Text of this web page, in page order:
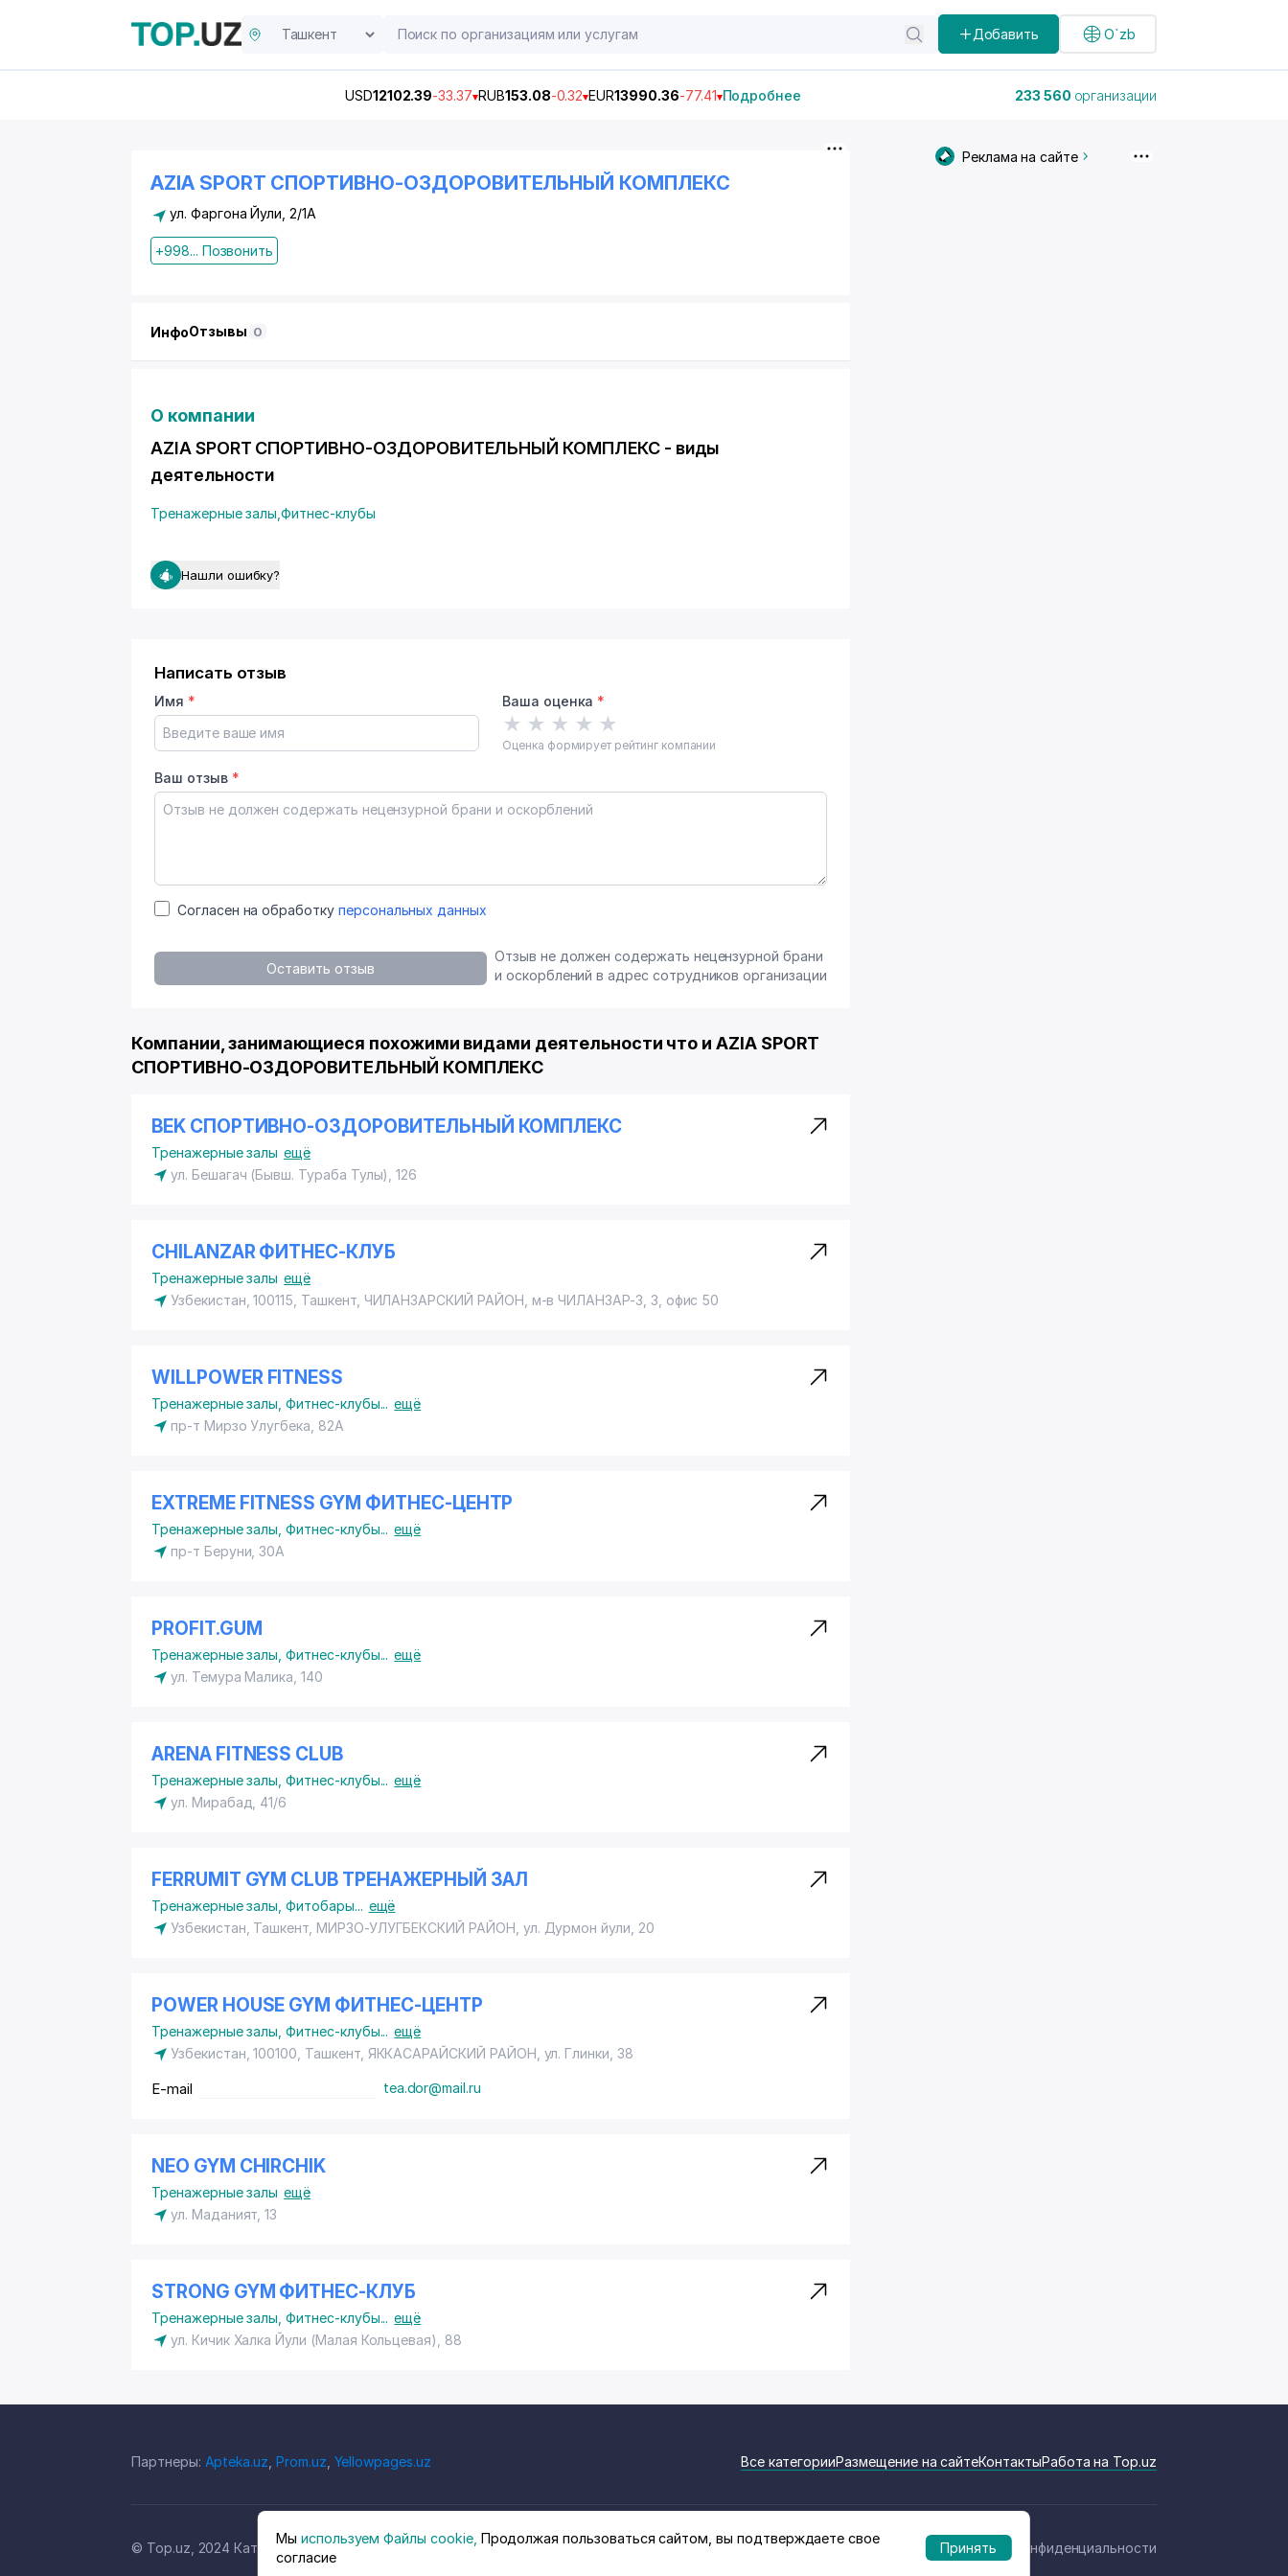
Добавить O`zb
USD12102.39-33.37 RUB153.08-0.32 EUR13990.36-77.41 Подробнее 233 560 организации
AZIA SPORT СПОРТИВНО-ОЗДОРОВИТЕЛЬНЫЙ КОМПЛЕКС
ул. Фаргона Йули, 2/1А
+998... Позвонить
ИнфоОтзывы 0
О компании
AZIA SPORT СПОРТИВНО-ОЗДОРОВИТЕЛЬНЫЙ КОМПЛЕКС - виды
деятельности
Тренажерные залы ,Фитнес-клубы
Нашли ошибку?
Написать отзыв
Имя * Ваша оценка *
★ ★ ★ ★ ★
Оценка формирует рейтинг компании
Ваш отзыв *
Согласен на обработку персональных данных
Оставить отзыв
Отзыв не должен содержать нецензурной брани
и оскорблений в адрес сотрудников организации
Компании, занимающиеся похожими видами деятельности что и AZIA SPORT
СПОРТИВНО-ОЗДОРОВИТЕЛЬНЫЙ КОМПЛЕКС
BEK СПОРТИВНО-ОЗДОРОВИТЕЛЬНЫЙ КОМПЛЕКС
Тренажерные залы ещё
ул. Бешагач (Бывш. Тураба Тулы), 126
CHILANZAR ФИТНЕС-КЛУБ
Тренажерные залы ещё
Узбекистан, 100115, Ташкент, ЧИЛАНЗАРСКИЙ РАЙОН , м-в ЧИЛАНЗАР-3, 3, офис 50
WILLPOWER FITNESS
Тренажерные залы ,Фитнес-клубы... ещё
пр-т Мирзо Улугбека, 82А
EXTREME FITNESS GYM ФИТНЕС-ЦЕНТР
Тренажерные залы ,Фитнес-клубы... ещё
пр-т Беруни, 30А
PROFIT.GUM
Тренажерные залы ,Фитнес-клубы... ещё
ул. Темура Малика, 140
ARENA FITNESS CLUB
Тренажерные залы ,Фитнес-клубы... ещё
ул. Мирабад, 41/6
FERRUMIT GYM CLUB ТРЕНАЖЕРНЫЙ ЗАЛ
Тренажерные залы ,Фитобары... ещё
Узбекистан, Ташкент, МИРЗО-УЛУГБЕКСКИЙ РАЙОН ул. Дурмон йули , 20
POWER HOUSE GYM ФИТНЕС-ЦЕНТР
Тренажерные залы ,Фитнес-клубы... ещё
Узбекистан, 100100, Ташкент, ЯККАСАРАЙСКИЙ РАЙОН ул. Глинки , 38
E-mail tea.dor@mail.ru
NEO GYM CHIRCHIK
Тренажерные залы ещё
ул. Маданият, 13
STRONG GYM ФИТНЕС-КЛУБ
Тренажерные залы ,Фитнес-клубы... ещё
ул. Кичик Халка Йули (Малая Кольцевая), 88
Реклама на сайте
Партнеры: Apteka.uz Prom.uz Yellowpages.uz Все категорииРазмещение на сайтеКонтактыРабота на Top.uz
© Top.uz, 2024 Каталог компаний Узбекистана Политика конфиденциальности
Мы используем Файлы cookie, Продолжая пользоваться сайтом, вы подтверждаете свое
согласие
Принять